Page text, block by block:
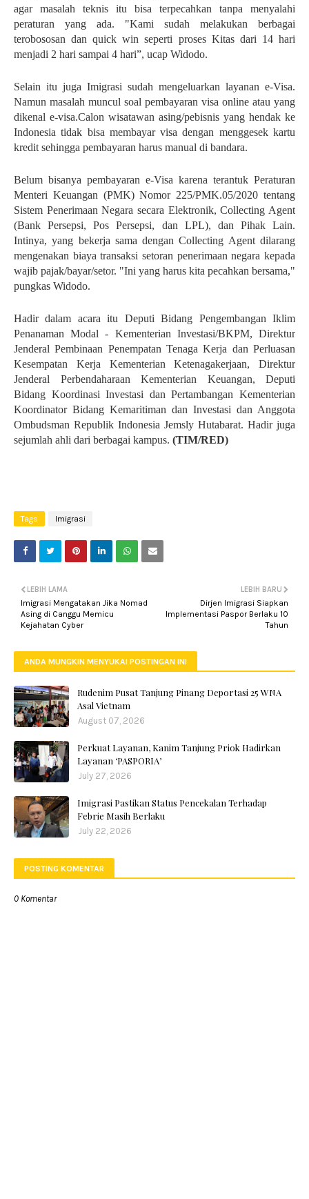
agar masalah teknis itu bisa terpecahkan tanpa menyalahi
peraturan yang ada. "Kami sudah melakukan berbagai
terobososan dan quick win seperti proses Kitas dari 14 hari
menjadi 2 hari sampai 4 hari”, ucap Widodo.
Selain itu juga Imigrasi sudah mengeluarkan layanan e-Visa.
Namun masalah muncul soal pembayaran visa online atau yang
dikenal e-visa.Calon wisatawan asing/pebisnis yang hendak ke
Indonesia tidak bisa membayar visa dengan menggesek kartu
kredit sehingga pembayaran harus manual di bandara.
Belum bisanya pembayaran e-Visa karena terantuk Peraturan
Menteri Keuangan (PMK) Nomor 225/PMK.05/2020 tentang
Sistem Penerimaan Negara secara Elektronik, Collecting Agent
(Bank Persepsi, Pos Persepsi, dan LPL), dan Pihak Lain.
Intinya, yang bekerja sama dengan Collecting Agent dilarang
mengenakan biaya transaksi setoran penerimaan negara kepada
wajib pajak/bayar/setor. "Ini yang harus kita pecahkan bersama,"
pungkas Widodo.
Hadir dalam acara itu Deputi Bidang Pengembangan Iklim
Penanaman Modal - Kementerian Investasi/BKPM, Direktur
Jenderal Pembinaan Penempatan Tenaga Kerja dan Perluasan
Kesempatan Kerja Kementerian Ketenagakerjaan, Direktur
Jenderal Perbendaharaan Kementerian Keuangan, Deputi
Bidang Koordinasi Investasi dan Pertambangan Kementerian
Koordinator Bidang Kemaritiman dan Investasi dan Anggota
Ombudsman Republik Indonesia Jemsly Hutabarat. Hadir juga
sejumlah ahli dari berbagai kampus. (TIM/RED)
Tags Imigrasi
LEBIH BARU
Dirjen Imigrasi Siapkan
Implementasi Paspor Berlaku 10
Tahun
LEBIH LAMA
Imigrasi Mengatakan Jika Nomad
Asing di Canggu Memicu
Kejahatan Cyber
ANDA MUNGKIN MENYUKAI POSTINGAN INI
Rudenim Pusat Tanjung Pinang Deportasi 25 WNA
Asal Vietnam
August 07, 2026
Perkuat Layanan, Kanim Tanjung Priok Hadirkan
Layanan ‘PASPORIA’
July 27, 2026
Imigrasi Pastikan Status Pencekalan Terhadap
Febrie Masih Berlaku
July 22, 2026
POSTING KOMENTAR
0 Komentar